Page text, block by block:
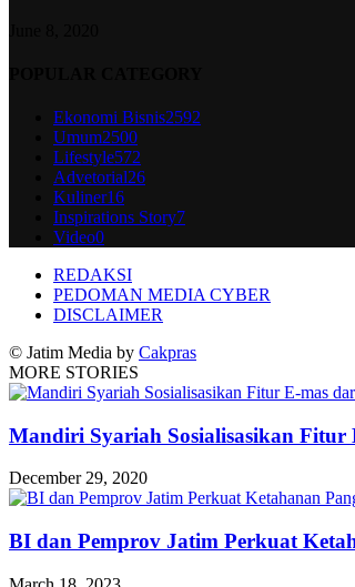
Ekonomi Bisnis2592
Umum2500
Lifestyle572
Advetorial26
Kuliner16
Inspirations Story7
Video0
REDAKSI
PEDOMAN MEDIA CYBER
DISCLAIMER
© Jatim Media by Cakpras
MORE STORIES
Mandiri Syariah Sosialisasikan Fitur
December 29, 2020
BI dan Pemprov Jatim Perkuat